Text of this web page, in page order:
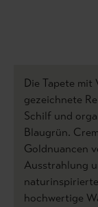
Die Tapete
gezeichnete
Schilf und
Blaugrün.
Goldnuancen
Ausstrahlung
hochwertige